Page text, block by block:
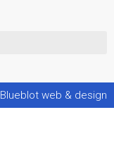
Blueblot web & design